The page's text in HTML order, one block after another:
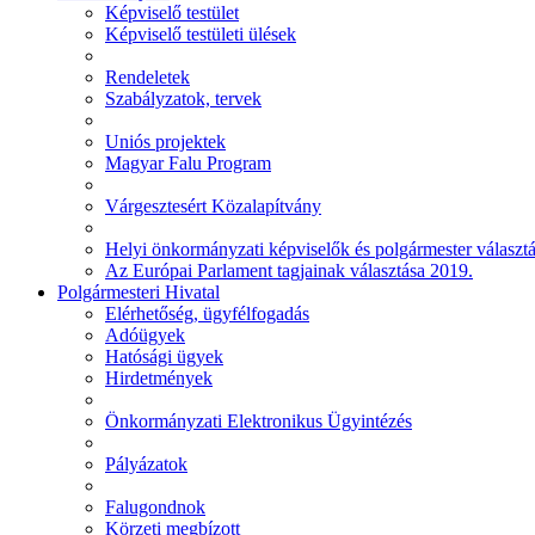
Képviselő testület
Képviselő testületi ülések
Rendeletek
Szabályzatok, tervek
Uniós projektek
Magyar Falu Program
Várgesztesért Közalapítvány
Helyi önkormányzati képviselők és polgármester
Az Európai Parlament tagjainak választása 2019.
Polgármesteri Hivatal
Elérhetőség, ügyfélfogadás
Adóügyek
Hatósági ügyek
Hirdetmények
Önkormányzati Elektronikus Ügyintézés
Pályázatok
Falugondnok
Körzeti megbízott